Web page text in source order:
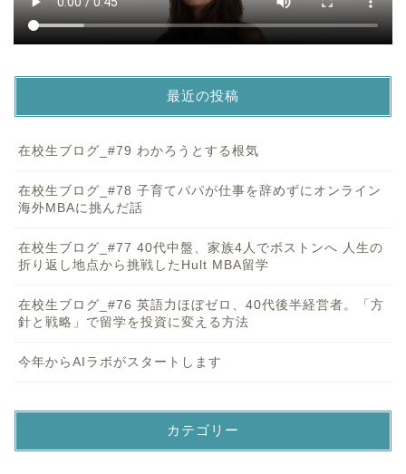
最近の投稿
在校生ブログ_#79 わかろうとする根気
在校生ブログ_#78 子育てパパが仕事を辞めずにオンライン
海外MBAに挑んだ話
在校生ブログ_#77 40代中盤、家族4人でボストンへ 人生の
折り返し地点から挑戦したHult MBA留学
在校生ブログ_#76 英語力ほぼゼロ、40代後半経営者。「方
針と戦略」で留学を投資に変える方法
今年からAIラボがスタートします
カテゴリー